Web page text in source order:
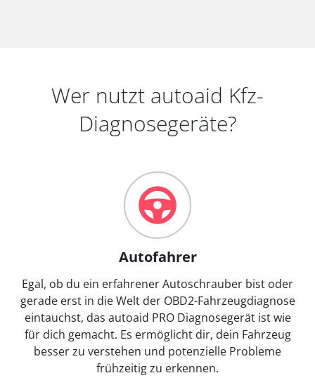
Wer nutzt autoaid Kfz-
Diagnosegeräte?
Autofahrer
Egal, ob du ein erfahrener Autoschrauber bist oder
gerade erst in die Welt der OBD2-Fahrzeugdiagnose
eintauchst, das autoaid PRO Diagnosegerät ist wie
für dich gemacht. Es ermöglicht dir, dein Fahrzeug
besser zu verstehen und potenzielle Probleme
frühzeitig zu erkennen.